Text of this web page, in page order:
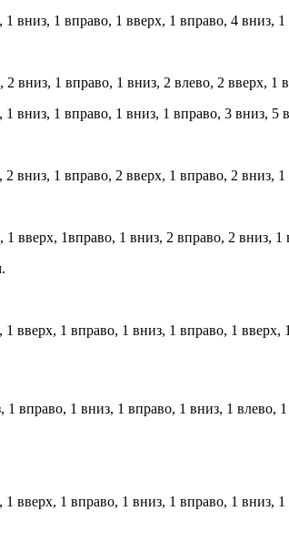
вниз, 1 вправо, 1 вверх, 1 вправо, 4 вниз,
вниз, 1 вправо, 1 вниз, 2 влево, 2 вверх, 1
вниз, 1 вправо, 1 вниз, 1 вправо, 3 вниз, 5
вниз, 1 вправо, 2 вверх, 1 вправо, 2 вниз,
вверх, 1вправо, 1 вниз, 2 вправо, 2 вниз,
вверх, 1 вправо, 1 вниз, 1 вправо, 1
вправо, 1 вниз, 1 вправо, 1 вниз, 1 влево,
вверх, 1 вправо, 1 вниз, 1 вправо, 1 вниз,